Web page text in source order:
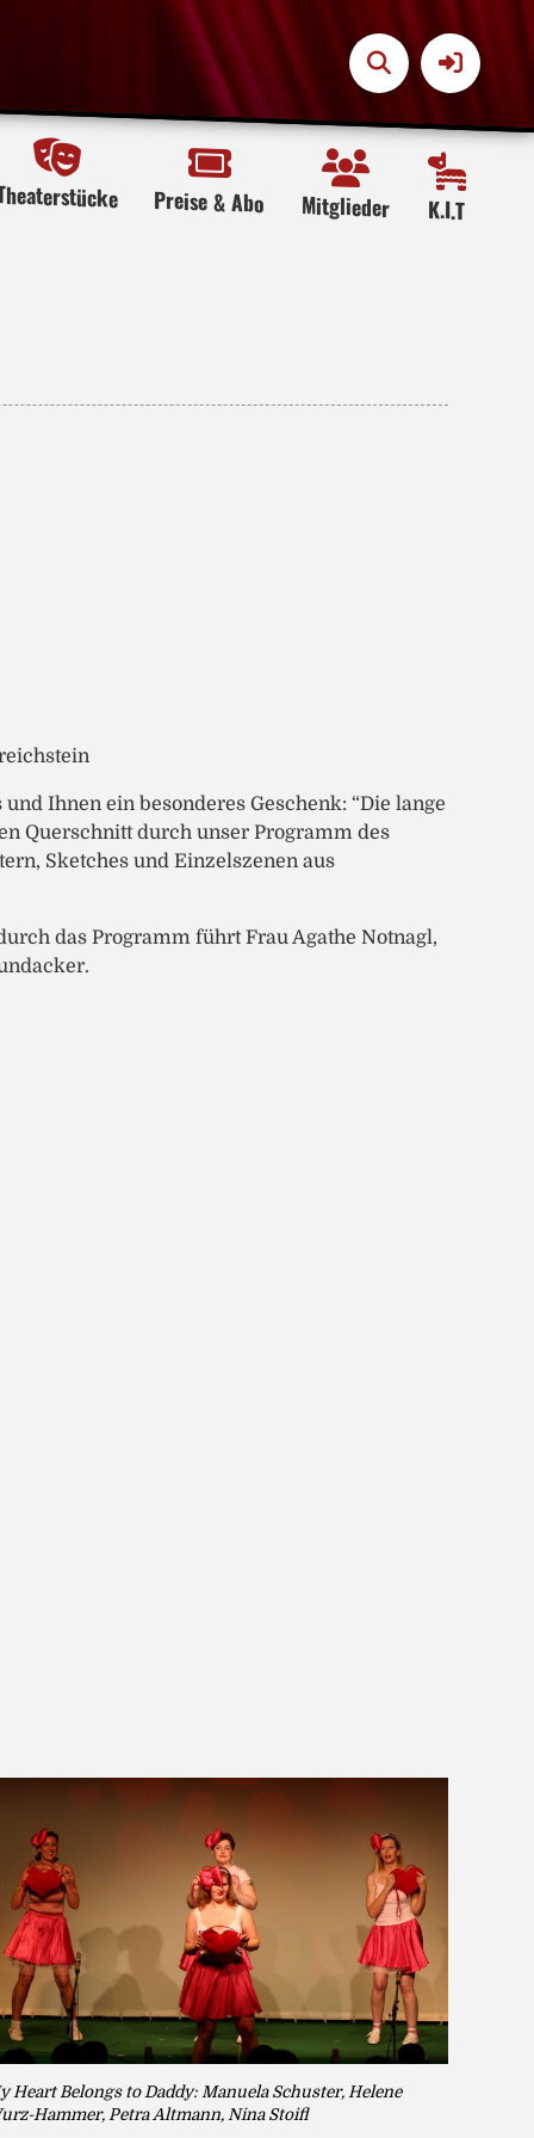
Preise & Abo Mitglieder K.I.T
Ihnen ein besonderes Geschenk: “Die lange
Querschnitt durch unser Programm des
Sketches und Einzelszenen aus
das Programm führt Frau Agathe Notnagl,
Heart Belongs to Daddy: Manuela Schuster, Helene
Hammer, Petra Altmann, Nina Stoifl